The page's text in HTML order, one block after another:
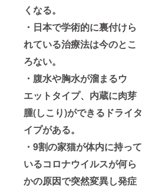
くなる。
・日本で学術的に裏付けら
れている治療法は今のとこ
ろない。
・腹水や胸水が溜まるウ
エットタイプ、内蔵に肉芽
腫(しこり)ができるドライタ
イプがある。
・9割の家猫が体内に持って
いるコロナウイルスが何ら
かの原因で突然変異し発症